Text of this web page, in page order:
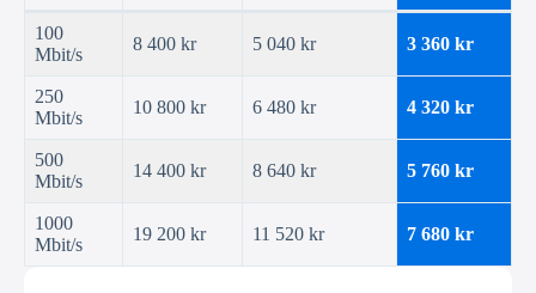
100
Mbit/s
8 400 kr 5 040 kr 3 360 kr
250
Mbit/s
10 800 kr 6 480 kr 4 320 kr
500
Mbit/s
14 400 kr 8 640 kr 5 760 kr
1000
Mbit/s
19 200 kr 11 520 kr 7 680 kr